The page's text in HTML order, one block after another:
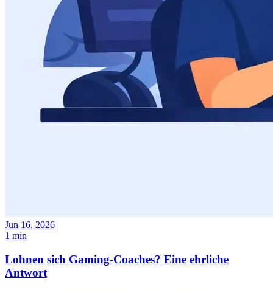
Jun 16, 2026
1 min
Lohnen sich Gaming-Coaches? Eine ehrliche
Antwort